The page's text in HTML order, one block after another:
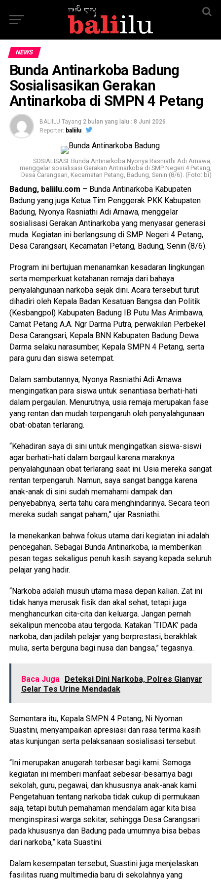
NEWS
Bunda Antinarkoba Badung
Sosialisasikan Gerakan
Antinarkoba di SMPN 4 Petang
BALIILU Tayang 2 bulan yang lalu : 8 Juni 2026
Reporter: baliilu
SOSIALISASI: Bunda Antinarkoba Nyonya Rasniathi Adi Arnawa,
menggelar sosialisasi Gerakan Antinarkoba di SMP Negeri 4 Petang,
Desa Carangsari, Kecamatan Petang, Badung, Senin (8/6). (Foto: bi)
Badung, baliilu.com – Bunda Antinarkoba Kabupaten
Badung yang juga Ketua Tim Penggerak PKK Kabupaten
Badung, Nyonya Rasniathi Adi Arnawa, menggelar
sosialisasi Gerakan Antinarkoba yang menyasar generasi
muda. Kegiatan ini berlangsung di SMP Negeri 4 Petang,
Desa Carangsari, Kecamatan Petang, Badung, Senin (8/6).
Program ini bertujuan menanamkan kesadaran lingkungan
serta memperkuat ketahanan remaja dari bahaya
penyalahgunaan narkoba sejak dini. Acara tersebut turut
dihadiri oleh Kepala Badan Kesatuan Bangsa dan Politik
(Kesbangpol) Kabupaten Badung IB Putu Mas Arimbawa,
Camat Petang A.A. Ngr Darma Putra, perwakilan Perbekel
Desa Carangsari, Kepala BNN Kabupaten Badung Dewa
Darma selaku narasumber, Kepala SMPN 4 Petang, serta
para guru dan siswa setempat.
Dalam sambutannya, Nyonya Rasniathi Adi Arnawa
mengingatkan para siswa untuk senantiasa berhati-hati
dalam pergaulan. Menurutnya, usia remaja merupakan fase
yang rentan dan mudah terpengaruh oleh penyalahgunaan
obat-obatan terlarang.
“Kehadiran saya di sini untuk mengingatkan siswa-siswi
agar berhati-hati dalam bergaul karena maraknya
penyalahgunaan obat terlarang saat ini. Usia mereka sangat
rentan terpengaruh. Namun, saya sangat bangga karena
anak-anak di sini sudah memahami dampak dan
penyebabnya, serta tahu cara menghindarinya. Secara teori
mereka sudah sangat paham,” ujar Rasniathi.
Ia menekankan bahwa fokus utama dari kegiatan ini adalah
pencegahan. Sebagai Bunda Antinarkoba, ia memberikan
pesan tegas sekaligus penuh kasih sayang kepada seluruh
pelajar yang hadir.
“Narkoba adalah musuh utama masa depan kalian. Zat ini
tidak hanya merusak fisik dan akal sehat, tetapi juga
menghancurkan cita-cita dan keluarga. Jangan pernah
sekalipun mencoba atau tergoda. Katakan ‘TIDAK’ pada
narkoba, dan jadilah pelajar yang berprestasi, berakhlak
mulia, serta berguna bagi nusa dan bangsa,” tegasnya.
Baca Juga Deteksi Dini Narkoba, Polres Gianyar
Gelar Tes Urine Mendadak
Sementara itu, Kepala SMPN 4 Petang, Ni Nyoman
Suastini, menyampaikan apresiasi dan rasa terima kasih
atas kunjungan serta pelaksanaan sosialisasi tersebut.
“Ini merupakan anugerah terbesar bagi kami. Semoga
kegiatan ini memberi manfaat sebesar-besarnya bagi
sekolah, guru, pegawai, dan khususnya anak-anak kami.
Pengetahuan tentang narkoba tidak cukup di permukaan
saja, tetapi butuh pemahaman mendalam agar kita bisa
menginspirasi warga sekitar, sehingga Desa Carangsari
pada khususnya dan Badung pada umumnya bisa bebas
dari narkoba,” kata Suastini.
Dalam kesempatan tersebut, Suastini juga menjelaskan
fasilitas ruang multimedia baru di sekolahnya yang